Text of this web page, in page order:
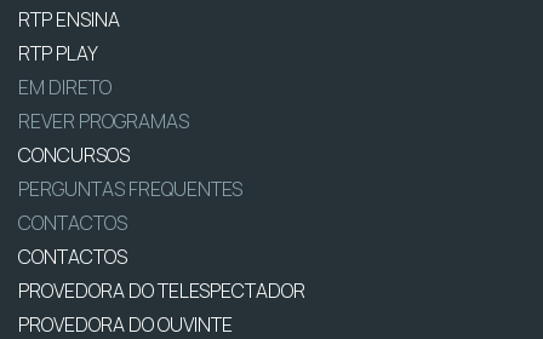
RTP ENSINA
RTP PLAY
EM DIRETO
REVER PROGRAMAS
CONCURSOS
PERGUNTAS FREQUENTES
CONTACTOS
CONTACTOS
PROVEDORA DO TELESPECTADOR
PROVEDORA DO OUVINTE